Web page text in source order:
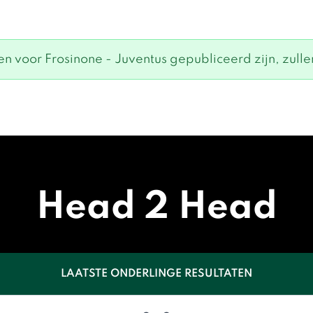
voor Frosinone - Juventus gepubliceerd zijn,
Head 2 Head
LAATSTE ONDERLINGE RESULTATEN